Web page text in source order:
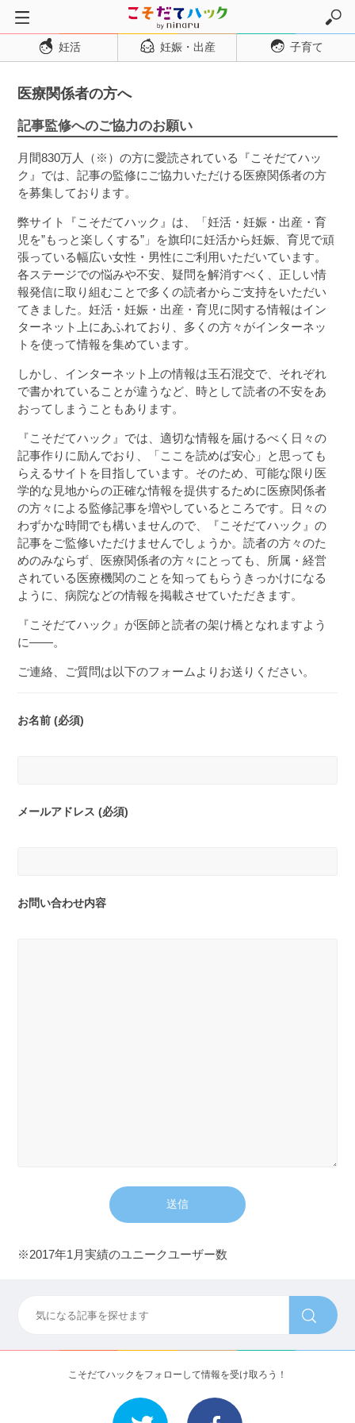
トップページ
妊娠超初期
妊娠初期
妊娠中期
妊娠後期
出産
子育て・育児
０歳児
１歳児
２歳児
３〜６歳児
７〜１２歳児
妊活 妊娠・出産 子育て
医療関係者の方へ
記事監修へのご協力のお願い
月間830万人（※）の方に愛読されている『こそだてハッ
ク』では、記事の監修にご協力いただける医療関係者の方
を募集しております。
弊サイト『こそだてハック』は、「妊活・妊娠・出産・育
児を”もっと楽しくする”」を旗印に妊活から妊娠、育児で頑
張っている幅広い女性・男性にご利用いただいています。
各ステージでの悩みや不安、疑問を解消すべく、正しい情
報発信に取り組むことで多くの読者からご支持をいただい
てきました。妊活・妊娠・出産・育児に関する情報はイン
ターネット上にあふれており、多くの方々がインターネッ
トを使って情報を集めています。
しかし、インターネット上の情報は玉石混交で、それぞれ
で書かれていることが違うなど、時として読者の不安をあ
おってしまうこともあります。
『こそだてハック』では、適切な情報を届けるべく日々の
記事作りに励んでおり、「ここを読めば安心」と思っても
らえるサイトを目指しています。そのため、可能な限り医
学的な見地からの正確な情報を提供するために医療関係者
の方々による監修記事を増やしているところです。日々の
わずかな時間でも構いませんので、『こそだてハック』の
記事をご監修いただけませんでしょうか。読者の方々のた
めのみならず、医療関係者の方々にとっても、所属・経営
されている医療機関のことを知ってもらうきっかけになる
ように、病院などの情報を掲載させていただきます。
『こそだてハック』が医師と読者の架け橋となれますよう
に――。
ご連絡、ご質問は以下のフォームよりお送りください。
お名前 (必須)
メールアドレス (必須)
お問い合わせ内容
※2017年1月実績のユニークユーザー数
こそだてハックをフォローして情報を受け取ろう！